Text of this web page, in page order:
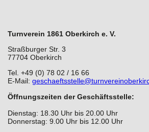
Turnverein 1861 Oberkirch e. V.
Straßburger Str. 3
77704 Oberkirch
Tel. +49 (0) 78 02 / 16 66
E-Mail:
Öffnungszeiten der Geschäftsstelle:
Dienstag: 18.30 Uhr bis 20.00 Uhr
Donnerstag: 9.00 Uhr bis 12.00 Uhr